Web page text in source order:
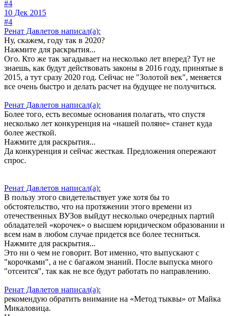
#4
10 Дек 2015
#4
Ренат Давлетов написал(а):
Ну, скажем, году так в 2020?
Нажмите для раскрытия...
Ого. Кто же так загадывает на несколько лет вперед? Тут не
знаешь, как будут действовать законы в 2016 году, принятые в
2015, а тут сразу 2020 год. Сейчас не "Золотой век", меняется
все очень быстро и делать расчет на будущее не получиться.
Ренат Давлетов написал(а):
Более того, есть весомые основания полагать, что спустя
несколько лет конкуренция на «нашей поляне» станет куда
более жесткой.
Нажмите для раскрытия...
Да конкуренция и сейчас жесткая. Предложения опережают
спрос.
Ренат Давлетов написал(а):
В пользу этого свидетельствует уже хотя бы то
обстоятельство, что на протяжении этого времени из
отечественных ВУЗов выйдут несколько очередных партий
обладателей «корочек» о высшем юридическом образовании и
всем нам в любом случае придется все более тесниться.
Нажмите для раскрытия...
Это ни о чем не говорит. Вот именно, что выпускают с
"корочками", а не с багажом знаний. После выпуска много
"отсеится", так как не все будут работать по направлению.
Ренат Давлетов написал(а):
рекомендую обратить внимание на «Метод тыквы» от Майка
Микаловица.